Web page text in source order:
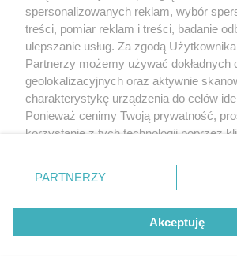
rozpowszechniany lub dalej rozpowszechniany w
tym także elektroniczny lub mechaniczny) na
eksploatacji w jakiejkolwiek formie, włącznie z
bez pisemnej zgody właściciela praw.
wykorzystanie utworów w całości lub w części z
bez właściwej zgody, jest zabronione pod groźbą
prawnie.
spersonalizowanych reklam, wybór
treści, pomiar reklam i treści, badanie
ulepszanie usług. Za zgodą
Partnerzy możemy używać dokładnych
geolokalizacyjnych oraz aktywnie
charakterystykę urządzenia do celów
Ponieważ cenimy Twoją prywatność,
korzystanie z tych technologii poprzez
zmienić/wycofać klikając przycisk
znajdujący się w lewym dolnym rogu
rodzaje przetwarzania danych nie
użytkownika, ale masz prawo sprzeciwić
przetwarzaniu. Preferencje będą miały
PARTNERZY
Akceptuję